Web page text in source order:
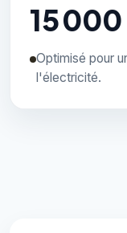
15
Optimisé pour
l'électricité.